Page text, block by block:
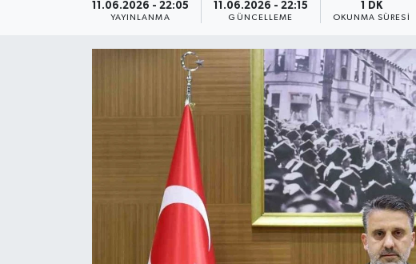
11.06.2026 - 22:05
YAYINLANMA
11.06.2026 - 22:15
GÜNCELLEME
1 DK
OKUNMA SÜRESI